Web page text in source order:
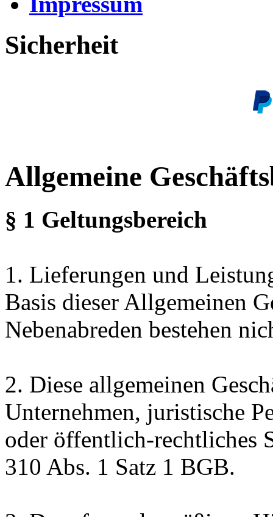
Sicherheit
Allgemeine
§ 1 Geltungsbereich
1. Lieferungen und
Basis dieser Allgemeinen
Nebenabreden bestehen
2. Diese allgemeinen
Unternehmen, juristische
oder öffentlich-rechtliches
310 Abs. 1 Satz 1 BGB.